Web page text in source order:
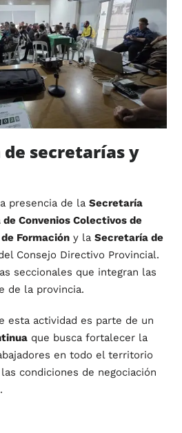
secretarías y
presencia de la Secretaría
Convenios Colectivos de
Formacióny la Secretaría de
Consejo Directivo Provincial.
seccionales que integran las
de la provincia.
esta actividad es parte de un
que busca fortalecer la
en todo el territorio
condiciones de negociación